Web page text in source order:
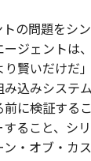
の問題をシ
ジェントは
賢いだけだ
込みシステ
に検証する
ること、シ
・オブ・カ